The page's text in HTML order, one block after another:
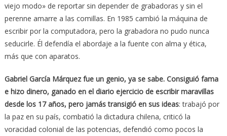
viejo modo» de reportar sin depender de grabadoras y sin el
perenne amarre a las comillas. En 1985 cambió la máquina de
escribir por la computadora, pero la grabadora no pudo nunca
seducirle. Él defendía el abordaje a la fuente con alma y ética,
más que con aparatos.
Gabriel García Márquez fue un genio, ya se sabe. Consiguió fama
e hizo dinero, ganado en el diario ejercicio de escribir maravillas
desde los 17 años, pero jamás transigió en sus ideas: trabajó por
la paz en su país, combatió la dictadura chilena, criticó la
voracidad colonial de las potencias, defendió como pocos la